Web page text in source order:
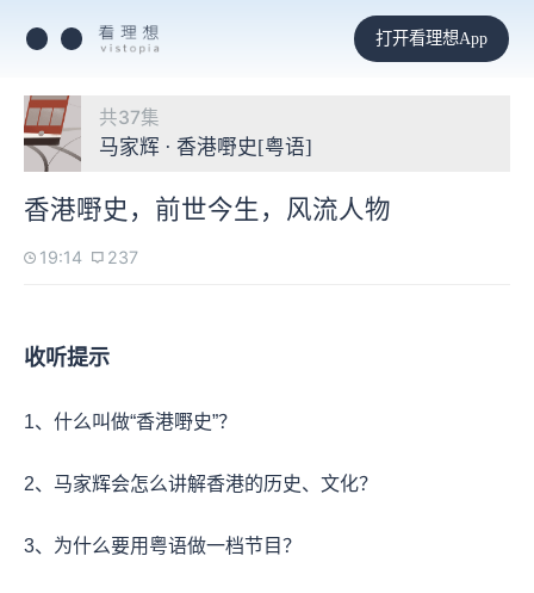
打开看理想App
共37集
马家辉 · 香港嘢史[粤语]
香港嘢史，前世今生，风流人物
19:14 237
收听提示
1、什么叫做“香港嘢史”？
2、马家辉会怎么讲解香港的历史、文化？
3、为什么要用粤语做一档节目？